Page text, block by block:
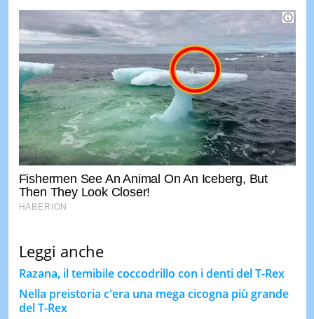
Leggi anche
Razana, il temibile coccodrillo con i denti del T-Rex
Nella preistoria c'era una mega cicogna più grande
del T-Rex